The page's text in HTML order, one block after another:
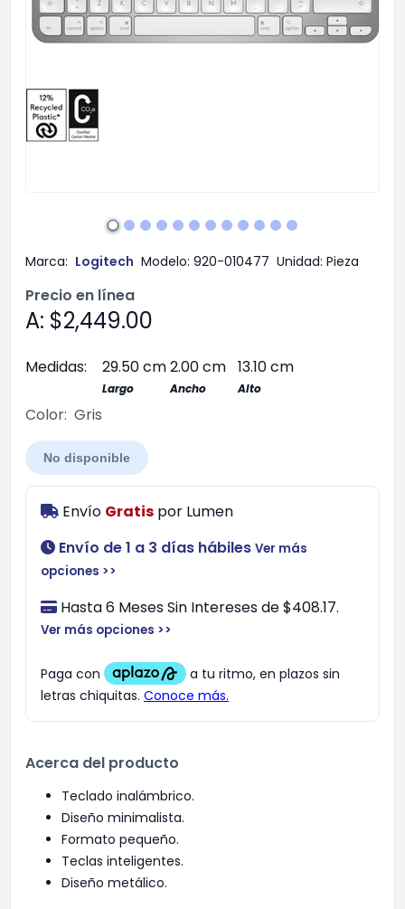
Marca: Logitech Modelo: 920-010477 Unidad: Pieza
Precio en línea
A: $2,449.00
Medidas: 29.50 cm2.00 cm 13.10 cm
Largo Ancho Alto
Color: Gris
No disponible
Envío Gratis por Lumen
Envío de 1 a 3 días hábiles Ver más
opciones >>
Hasta 6 Meses Sin Intereses de $408.17.
Ver más opciones >>
Acerca del producto
Teclado inalámbrico.
Diseño minimalista.
Formato pequeño.
Teclas inteligentes.
Diseño metálico.